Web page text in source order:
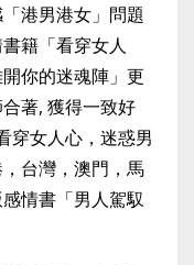
港男港女」問題
籍「看穿女人
你的迷魂陣」更
著, 獲得一致好
穿女人心，迷惑男
台灣，澳門，馬
情書「男人駕馭